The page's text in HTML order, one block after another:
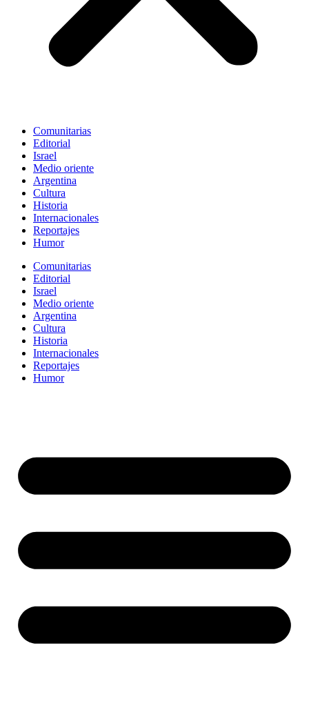
Comunitarias
Editorial
Israel
Medio oriente
Argentina
Cultura
Historia
Internacionales
Reportajes
Humor
Comunitarias
Editorial
Israel
Medio oriente
Argentina
Cultura
Historia
Internacionales
Reportajes
Humor